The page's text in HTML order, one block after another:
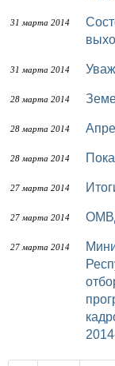
31 марта 2014
Состоялась очередная «Ярмарка
31 марта 2014
28 марта 2014
28 марта 2014
28 марта 2014
27 марта 2014
27 марта 2014
27 марта 2014
Министерство экономического развития